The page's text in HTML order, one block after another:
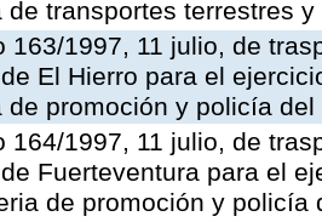
de transportes terrestres
163/1997, 11 julio, de
El Hierro para el
de promoción y policía
164/1997, 11 julio, de
Fuerteventura para el
de promoción y policía